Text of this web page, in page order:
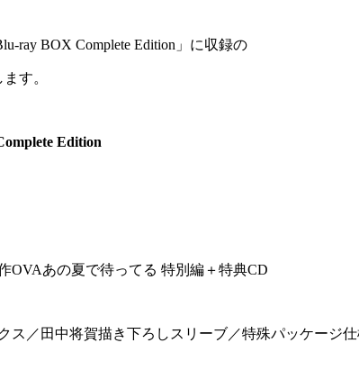
ray BOX Complete Edition」に収録の
す。
Edition
OVAあの夏で待ってる 特別編＋特典CD
ス／田中将賀描き下ろしスリーブ／特殊パッケージ